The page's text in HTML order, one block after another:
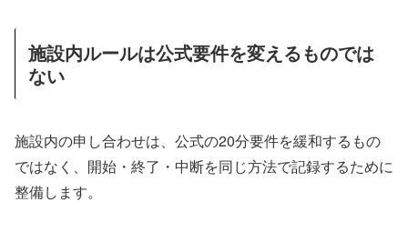
施設内ルールは公式要件を変えるものでは
ない
施設内の申し合わせは、公式の20分要件を緩和するもの
ではなく、開始・終了・中断を同じ方法で記録するために
整備します。